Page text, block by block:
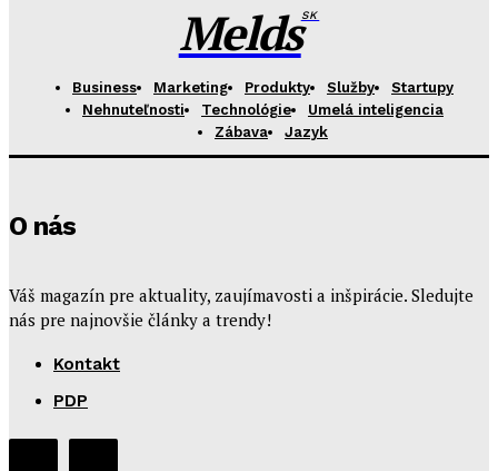
MeldsSK
Business Marketing Produkty Služby
Startupy
Nehnuteľnosti
Technológie
Umelá inteligencia
Zábava
Jazyk
O nás
Váš magazín pre aktuality, zaujímavosti a inšpirácie. Sledujte
nás pre najnovšie články a trendy!
Kontakt
PDP